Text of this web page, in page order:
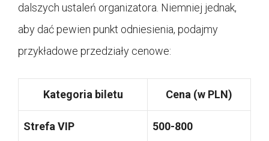
dalszych ustaleń organizatora. Niemniej jednak,
aby dać pewien punkt odniesienia, podajmy
przykładowe przedziały cenowe:
Kategoria biletu Cena (w PLN)
Strefa VIP 500-800